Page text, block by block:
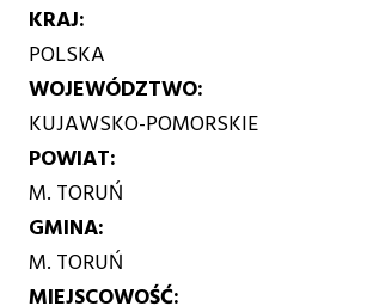
KRAJ
POLSKA
WOJEWÓDZTWO
KUJAWSKO-POMORSKIE
POWIAT
M. TORUŃ
GMINA
M. TORUŃ
MIEJSCOWOŚĆ